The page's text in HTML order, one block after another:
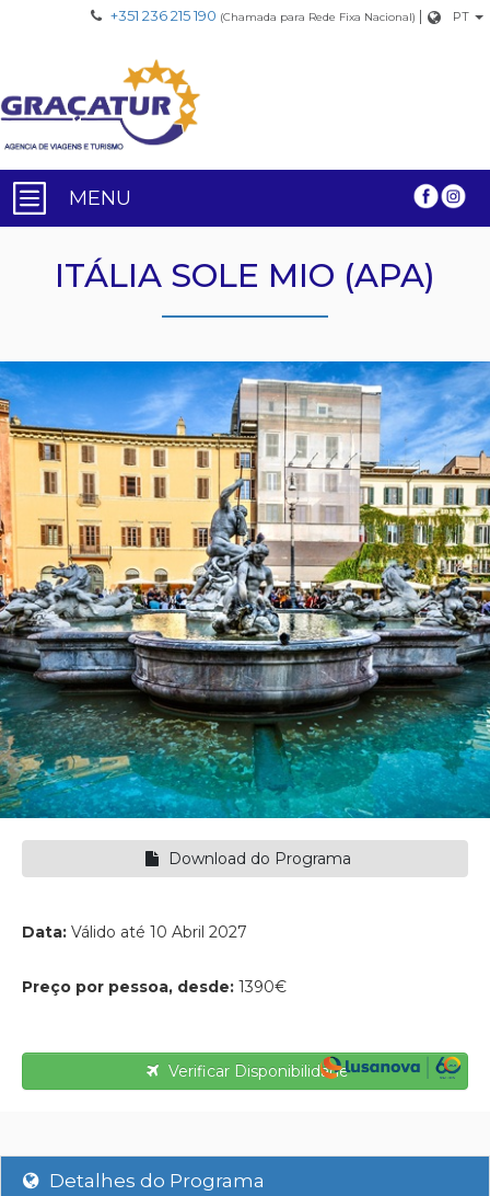
+351 236 215 190 (Chamada para Rede Fixa Nacional) | PT
MENU
ITÁLIA SOLE MIO (APA)
Download do Programa
Data: Válido até 10 Abril 2027
Preço por pessoa, desde: 1390€
Verificar Disponibilidade
Detalhes do Programa